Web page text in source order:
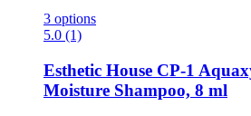
3 options
5.0 (1)
Esthetic House CP-​1
Moisture Shampoo, 8 ml